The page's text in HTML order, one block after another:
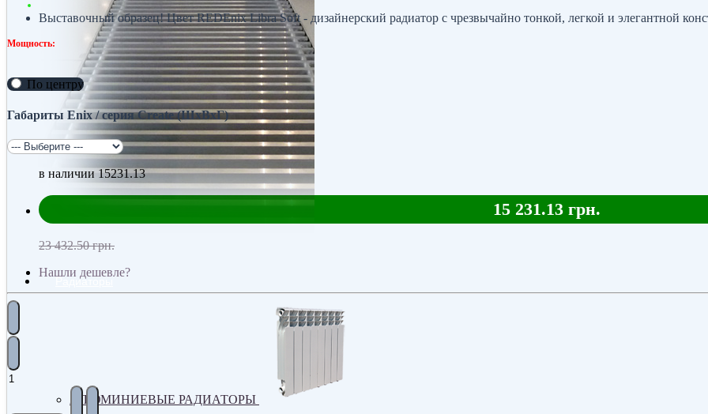
Радиаторы
АЛЮМИНИЕВЫЕ РАДИАТОРЫ
Выставочный образец! Цвет REDEnix Libra Soft - дизайнерский радиатор с чрезвычайно тонкой, легкой и элегантной
Мощность:
По центру
Габариты Enix / серия Create (ШхВхГ)
в наличии 15231.13
15 231.13 грн.
23 432.50 грн.
Нашли дешевле?